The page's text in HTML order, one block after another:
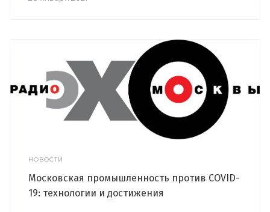
НОВОСТИ
Московская промышленность против COVID-
19: технологии и достижения